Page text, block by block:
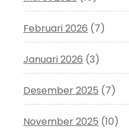
Februari 2026 (7)
Januari 2026 (3)
Desember 2025 (7)
November 2025 (10)